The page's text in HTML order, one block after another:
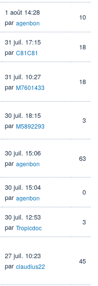
1 août 14:28
par agenbon
10
31 juil. 17:15
par C81C81
18
31 juil. 10:27
par M7601433
18
30 juil. 18:15
par M5892293
3
30 juil. 15:06
par agenbon
63
30 juil. 15:04
par agenbon
0
30 juil. 12:53
par Tropicdoc
3
27 juil. 10:23
par claudius22
45